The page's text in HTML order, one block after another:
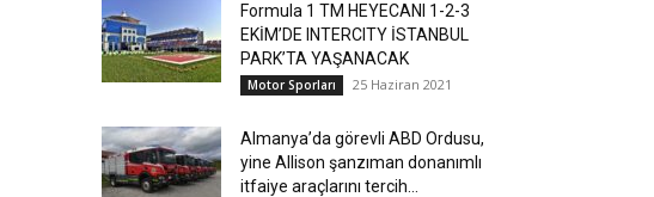
Formula 1 TM HEYECANI 1-2-3
EKİM’DE INTERCITY İSTANBUL
PARK’TA YAŞANACAK
Motor Sporları 25 Haziran 2021
Almanya’da görevli ABD Ordusu,
yine Allison şanzıman donanımlı
itfaiye araçlarını tercih...